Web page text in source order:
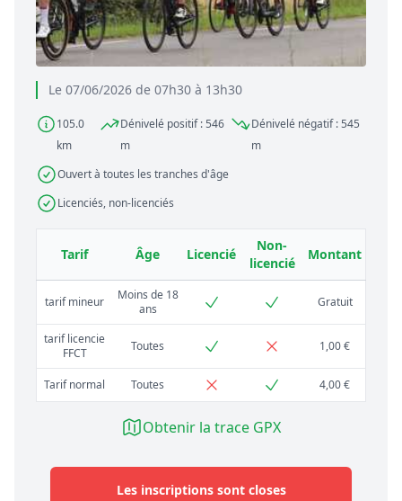
Le 07/06/2026 de 07h30 à 13h30
105.0
km
Dénivelé positif : 546
m
Dénivelé négatif : 545
m
Ouvert à toutes les tranches d'âge
Licenciés, non-licenciés
Tarif Âge Licencié
Non-
licencié
Montant
tarif mineur
Moins de 18
ans
Gratuit
tarif licencie
FFCT
Toutes 1,00 €
Tarif normal Toutes 4,00 €
Obtenir la trace GPX
Les inscriptions sont closes